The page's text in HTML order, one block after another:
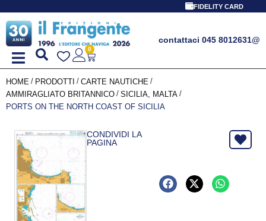
FIDELITY CARD
contattaci 045 8012631@
0
HOME / PRODOTTI / CARTE NAUTICHE /
AMMIRAGLIATO BRITANNICO / SICILIA, MALTA /
PORTS ON THE NORTH COAST OF SICILIA
CONDIVIDI LA
PAGINA